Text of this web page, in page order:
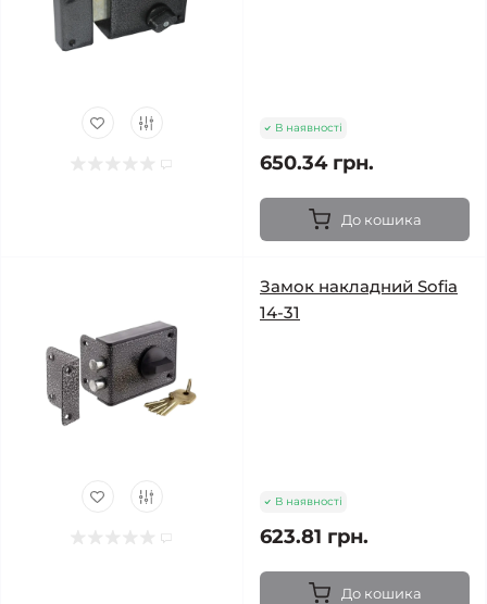
В наявності
650.34 грн.
До кошика
Замок накладний Sofia
14-31
В наявності
623.81 грн.
До кошика